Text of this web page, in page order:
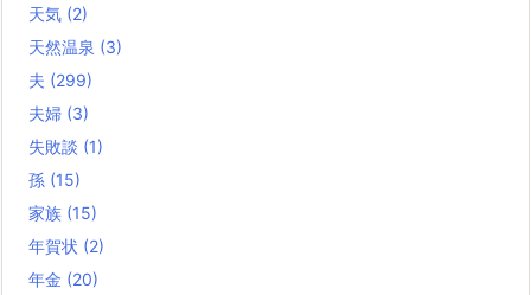
天気 (2)
天然温泉 (3)
夫 (299)
夫婦 (3)
失敗談 (1)
孫 (15)
家族 (15)
年賀状 (2)
年金 (20)